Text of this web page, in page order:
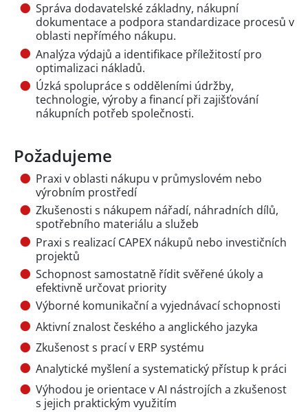
Správa dodavatelské základny, nákupní
dokumentace a podpora standardizace procesů v
oblasti nepřímého nákupu.
Analýza výdajů a identifikace příležitostí pro
optimalizaci nákladů.
Úzká spolupráce s odděleními údržby,
technologie, výroby a financí při zajišťování
nákupních potřeb společnosti.
Požadujeme
Praxi v oblasti nákupu v průmyslovém nebo
výrobním prostředí
Zkušenosti s nákupem nářadí, náhradních dílů,
spotřebního materiálu a služeb
Praxi s realizací CAPEX nákupů nebo investičních
projektů
Schopnost samostatně řídit svěřené úkoly a
efektivně určovat priority
Výborné komunikační a vyjednávací schopnosti
Aktivní znalost českého a anglického jazyka
Zkušenost s prací v ERP systému
Analytické myšlení a systematický přístup k práci
Výhodou je orientace v AI nástrojích a zkušenost
s jejich praktickým využitím